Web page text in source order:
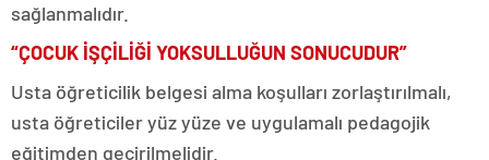
sağlanmalıdır.
“ÇOCUK İŞÇİLİĞİ YOKSULLUĞUN SONUCUDUR”
Usta öğreticilik belgesi alma koşulları zorlaştırılmalı,
usta öğreticiler yüz yüze ve uygulamalı pedagojik
eğitimden geçirilmelidir.